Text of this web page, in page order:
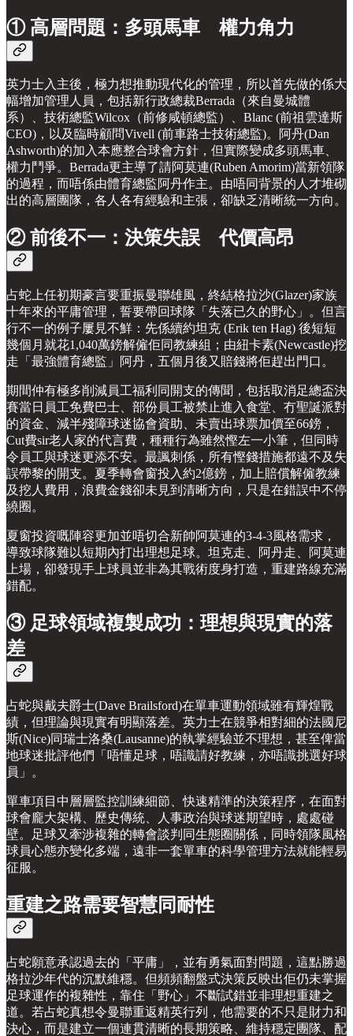
① 高層問題：多頭馬車 權力角力
英力士入主後，極力想推動現代化的管理，所以首先做的係大
幅增加管理人員，包括新行政總裁Berrada（來自曼城體
系）、技術總監Wilcox（前修咸頓總監）、Blanc (前祖雲達斯
CEO)，以及臨時顧問Vivell (前車路士技術總監)。阿丹(Dan
Ashworth)的加入本應整合球會方針，但實際變成多頭馬車、
權力鬥爭。Berrada更主導了請阿莫連(Ruben Amorim)當新領隊
的過程，而唔係由體育總監阿丹作主。由唔同背景的人才堆砌
出的高層團隊，各人各有經驗和主張，卻缺乏清晰統一方向。
② 前後不一：決策失誤 代價高昂
占蛇上任初期豪言要重振曼聯雄風，終結格拉沙(Glazer)家族
十年來的平庸管理，誓要帶回球隊「失落已久的野心」。但言
行不一的例子屢見不鮮：先係續約坦克 (Erik ten Hag) 後短短
幾個月就花1,040萬鎊解僱佢同教練組；由紐卡素(Newcastle)挖
走「最強體育總監」阿丹，五個月後又賠錢將佢趕出門口。
期間仲有極多削減員工福利同開支的傳聞，包括取消足總盃決
賽當日員工免費巴士、部份員工被禁止進入食堂、冇聖誕派對
的資金、減半殘障球迷協會資助、未賣出球票加價至66鎊，
Cut費sir老人家的代言費，種種行為雖然慳左一小筆，但同時
令員工與球迷更添不安。最諷刺係，所有慳錢措施都遠不及失
誤帶黎的開支。夏季轉會窗投入約2億鎊，加上賠償解僱教練
及挖人費用，浪費金錢卻未見到清晰方向，只是在錯誤中不停
繞圈。
夏窗投資嘅陣容更加並唔切合新帥阿莫連的3-4-3風格需求，
導致球隊難以短期內打出理想足球。坦克走、阿丹走、阿莫連
上場，卻發現手上球員並非為其戰術度身打造，重建路線充滿
錯配。
③ 足球領域複製成功：理想與現實的落
差
占蛇與戴夫爵士(Dave Brailsford)在單車運動領域雖有輝煌戰
績，但理論與現實有明顯落差。英力士在競爭相對細的法國尼
斯(Nice)同瑞士洛桑(Lausanne)的執掌經驗並不理想，甚至俾當
地球迷批評他們「唔懂足球，唔識請好教練，亦唔識挑選好球
員」。
單車項目中層層監控訓練細節、快速精準的決策程序，在面對
球會龐大架構、歷史傳統、人事政治與球迷期望時，處處碰
壁。足球又牽涉複雜的轉會談判同生態圈關係，同時領隊風格
球員心態亦變化多端，遠非一套單車的科學管理方法就能輕易
征服。
重建之路需要智慧同耐性
占蛇願意承認過去的「平庸」，並有勇氣面對問題，這點勝過
格拉沙年代的沉默維穩。但頻頻翻盤式決策反映出佢仍未掌握
足球運作的複雜性，靠住「野心」不斷試錯並非理想重建之
道。若占蛇真想令曼聯重返精英行列，他需要的不只是財力和
決心，而是建立一個連貫清晰的長期策略、維持穩定團隊、配